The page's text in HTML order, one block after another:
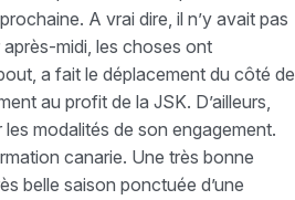
A vrai dire, il n’y avait pas
midi, les choses ont
a fait le déplacement du côté de
au profit de la JSK. D’ailleurs,
modalités de son engagement.
canarie. Une très bonne
belle saison ponctuée d’une